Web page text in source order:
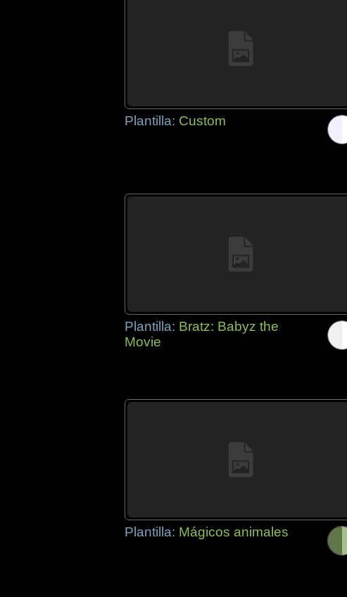
Plantilla: Custom
Plantilla: Bratz: Babyz the
Movie
Plantilla: Mágicos animales